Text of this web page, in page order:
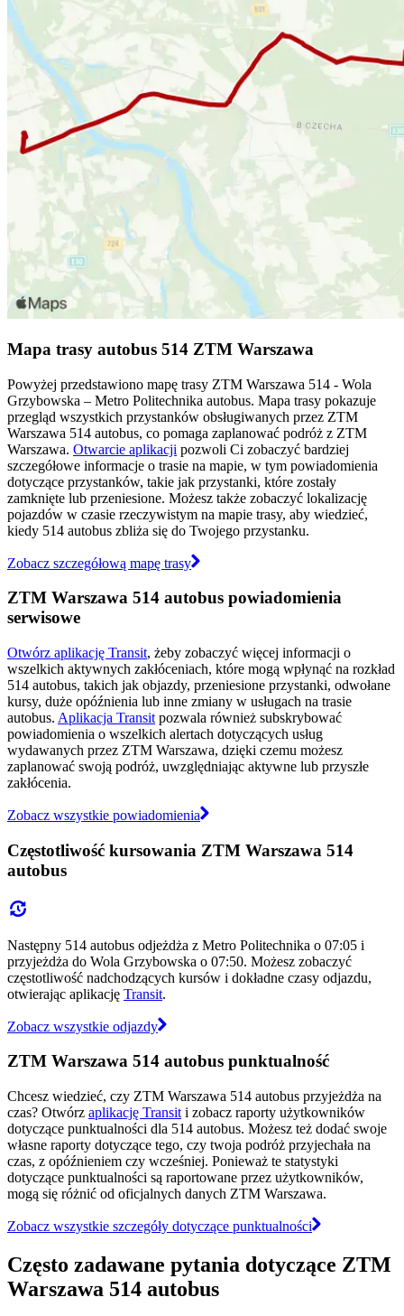
Mapa trasy autobus 514 ZTM Warszawa
Powyżej przedstawiono mapę trasy ZTM Warszawa 514 - Wola
Grzybowska – Metro Politechnika autobus. Mapa trasy pokazuje
przegląd wszystkich przystanków obsługiwanych przez ZTM
Warszawa 514 autobus, co pomaga zaplanować podróż z ZTM
Warszawa. Otwarcie aplikacji pozwoli Ci zobaczyć bardziej
szczegółowe informacje o trasie na mapie, w tym powiadomienia
dotyczące przystanków, takie jak przystanki, które zostały
zamknięte lub przeniesione. Możesz także zobaczyć lokalizację
pojazdów w czasie rzeczywistym na mapie trasy, aby wiedzieć,
kiedy 514 autobus zbliża się do Twojego przystanku.
Zobacz szczegółową mapę trasy
ZTM Warszawa 514 autobus powiadomienia
serwisowe
Otwórz aplikację Transit, żeby zobaczyć więcej informacji o
wszelkich aktywnych zakłóceniach, które mogą wpłynąć na rozkład
514 autobus, takich jak objazdy, przeniesione przystanki, odwołane
kursy, duże opóźnienia lub inne zmiany w usługach na trasie
autobus. Aplikacja Transit pozwala również subskrybować
powiadomienia o wszelkich alertach dotyczących usług
wydawanych przez ZTM Warszawa, dzięki czemu możesz
zaplanować swoją podróż, uwzględniając aktywne lub przyszłe
zakłócenia.
Zobacz wszystkie powiadomienia
Częstotliwość kursowania ZTM Warszawa 514
autobus
Następny 514 autobus odjeżdża z Metro Politechnika o 07:05 i
przyjeżdża do Wola Grzybowska o 07:50. Możesz zobaczyć
częstotliwość nadchodzących kursów i dokładne czasy odjazdu,
otwierając aplikację Transit.
Zobacz wszystkie odjazdy
ZTM Warszawa 514 autobus punktualność
Chcesz wiedzieć, czy ZTM Warszawa 514 autobus przyjeżdża na
czas? Otwórz aplikację Transit i zobacz raporty użytkowników
dotyczące punktualności dla 514 autobus. Możesz też dodać swoje
własne raporty dotyczące tego, czy twoja podróż przyjechała na
czas, z opóźnieniem czy wcześniej. Ponieważ te statystyki
dotyczące punktualności są raportowane przez użytkowników,
mogą się różnić od oficjalnych danych ZTM Warszawa.
Zobacz wszystkie szczegóły dotyczące punktualności
Często zadawane pytania dotyczące ZTM
Warszawa 514 autobus